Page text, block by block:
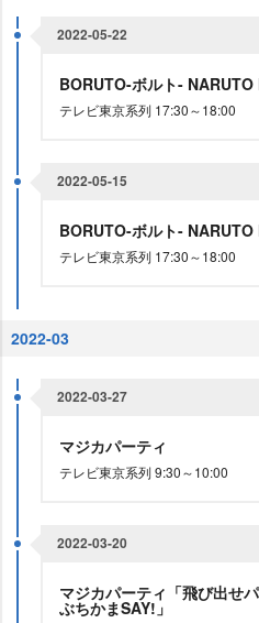
2022-05-22
BORUTO-ボルト-
テレビ東京系列 17:30～18:00
2022-05-15
BORUTO-ボルト-
テレビ東京系列 17:30～18:00
2022-03
2022-03-27
マジカパーティ
テレビ東京系列 9:30～10:00
2022-03-20
マジカパーティ「飛び出せ
ぶちかまSAY!」